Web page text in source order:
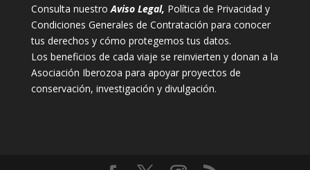
Consulta nuestro Aviso Legal, Política de Privacidad y
Condiciones Generales de Contratación para conocer
tus derechos y cómo protegemos tus datos.
Los beneficios de cada viaje se reinvierten y donan a la
Asociación Iberozoa para apoyar proyectos de
conservación, investigación y divulgación.